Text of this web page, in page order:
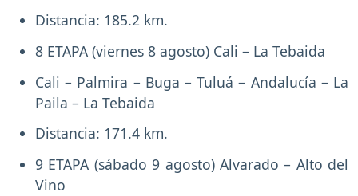
Distancia: 185.2 km.
8 ETAPA (viernes 8 agosto) Cali – La Tebaida
Cali – Palmira – Buga – Tuluá – Andalucía – La
Paila – La Tebaida
Distancia: 171.4 km.
9 ETAPA (sábado 9 agosto) Alvarado – Alto del
Vino